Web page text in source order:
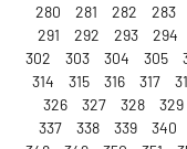
280
281 282 283
291
292 293 294
302
303 304 305
314
315 316 317
326
327 328 329
337
338 339 340